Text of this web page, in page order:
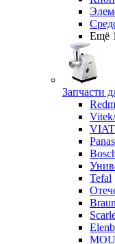
Ещё
Запчасти
Tefal
Braun